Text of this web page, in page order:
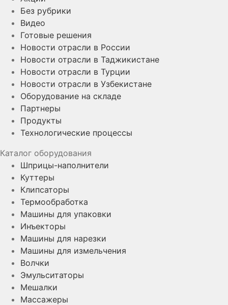
Без рубрики
Видео
Готовые решения
Новости отрасли в России
Новости отрасли в Таджикистане
Новости отрасли в Турции
Новости отрасли в Узбекистане
Оборудование на складе
Партнеры
Продукты
Технологические процессы
Каталог оборудования
Шприцы-наполнители
Куттеры
Клипсаторы
Термообработка
Машины для упаковки
Инъекторы
Машины для нарезки
Машины для измельчения
Волчки
Эмульситаторы
Мешалки
Массажеры